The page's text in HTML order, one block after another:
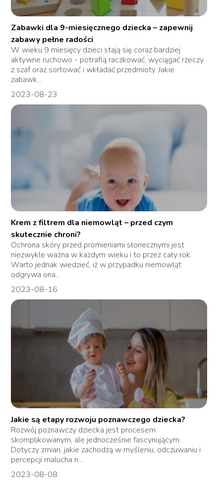
Zabawki dla 9-miesięcznego dziecka – zapewnij
zabawy pełne radości
W wieku 9 miesięcy dzieci stają się coraz bardziej
aktywne ruchowo - potrafią raczkować, wyciągać rzeczy
z szaf oraz sortować i wkładać przedmioty. Jakie
zabawk...
2023-08-23
Krem z filtrem dla niemowląt – przed czym
skutecznie chroni?
Ochrona skóry przed promieniami słonecznymi jest
niezwykle ważna w każdym wieku i to przez cały rok.
Warto jednak wiedzieć, iż w przypadku niemowląt
odgrywa ona...
2023-08-16
Jakie są etapy rozwoju poznawczego dziecka?
Rozwój poznawczy dziecka jest procesem
skomplikowanym, ale jednocześnie fascynującym.
Dotyczy zmian, jakie zachodzą w myśleniu, odczuwaniu i
percepcji malucha n...
2023-08-08